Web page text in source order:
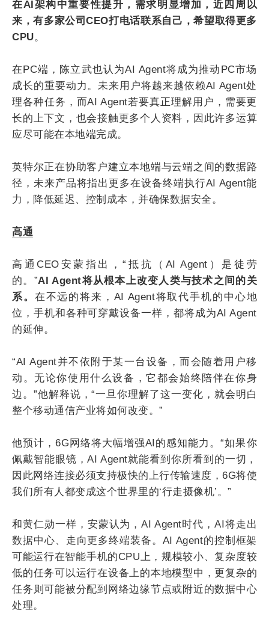
在AI架构中重要性提升，需求明显增加，近四周以
来，有多家公司CEO打电话联系自己，希望取得更多
CPU。
在PC端，陈立武也认为AI Agent将成为推动PC市场
成长的重要动力。未来用户将越来越依赖AI Agent处
理各种任务，而AI Agent若要真正理解用户，需要更
长的上下文，也会接触更多个人资料，因此许多运算
应尽可能在本地端完成。
英特尔正在协助客户建立本地端与云端之间的数据路
径，未来产品将指出更多在设备终端执行AI Agent能
力，降低延迟、控制成本，并确保数据安全。
高通
高通CEO安蒙指出，“抵抗（AI Agent）是徒劳
的。”AI Agent将从根本上改变人类与技术之间的关
系。 在不远的将来，AI Agent将取代手机的中心地
位，手机和各种可穿戴设备一样，都将成为AI Agent
的延伸。
“AI Agent并不依附于某一台设备，而会随着用户移
动。无论你使用什么设备，它都会始终陪伴在你身
边。”他解释说，“一旦你理解了这一变化，就会明白
整个移动通信产业将如何改变。”
他预计，6G网络将大幅增强AI的感知能力。“如果你
佩戴智能眼镜，AI Agent就能看到你所看到的一切，
因此网络连接必须支持极快的上行传输速度，6G将使
我们所有人都变成这个世界里的‘行走摄像机’。”
和黄仁勋一样，安蒙认为，AI Agent时代，AI将走出
数据中心、走向更多终端装备。AI Agent的控制框架
可能运行在智能手机的CPU上，规模较小、复杂度较
低的任务可以运行在设备上的本地模型中，更复杂的
任务则可能被分配到网络边缘节点或附近的数据中心
处理。